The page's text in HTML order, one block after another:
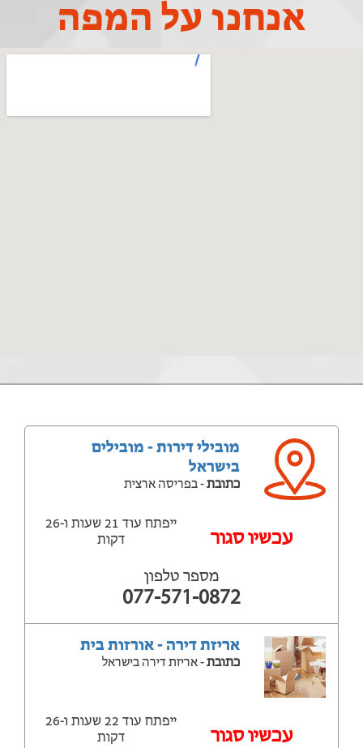
אנחנו על המפה
מובילי דירות - מובילים
בישראל
כתובת- בפריסה ארצית
עכשיו סגור
ייפתח עוד 21 שעות ‫ו-26
דקות
מספר טלפון
077-571-0872
אריזת דירה - אורזות בית
כתובת- אריזת דירה בישראל
עכשיו סגור
ייפתח עוד 22 שעות ‫ו-26
דקות